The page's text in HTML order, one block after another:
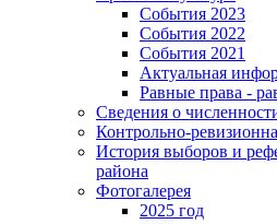
События 2023
События 2022
События 2021
Актуальная
Равные права -
Сведения о
Контрольно-
История выборов и
района
Фотогалерея
2025 год